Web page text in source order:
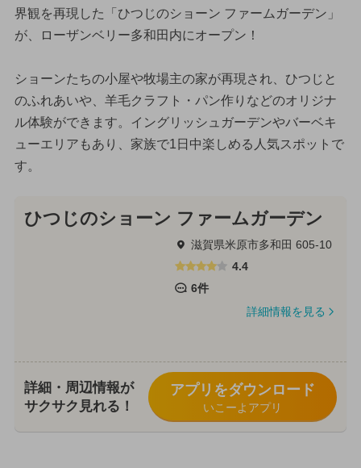
界観を再現した「ひつじのショーン ファームガーデン」
が、ローザンベリー多和田内にオープン！
ショーンたちの小屋や牧場主の家が再現され、ひつじと
のふれあいや、羊毛クラフト・パン作りなどのオリジナ
ル体験ができます。イングリッシュガーデンやバーベキ
ューエリアもあり、家族で1日中楽しめる人気スポットで
す。
ひつじのショーン ファームガーデン
滋賀県米原市多和田 605-10
4.4
6件
詳細情報を見る
詳細・周辺情報が
サクサク見れる！
アプリをダウンロード
いこーよアプリ